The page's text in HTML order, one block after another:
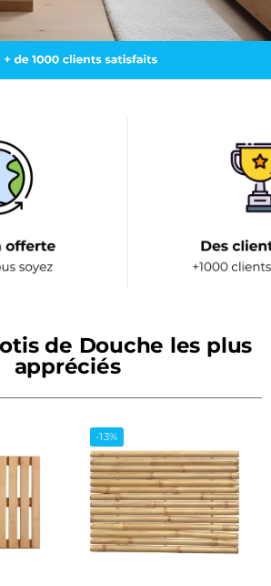
de Douche les plus
appréciés
-13%